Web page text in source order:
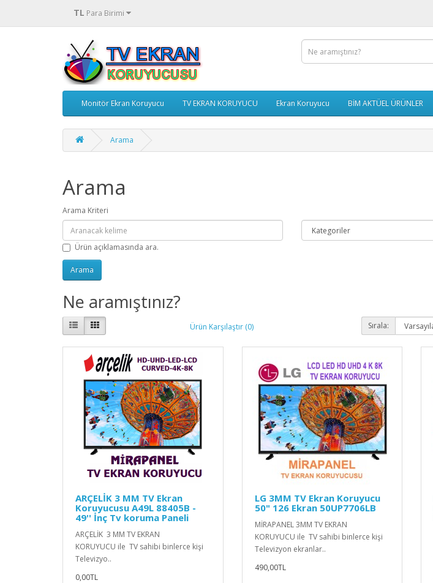
TL Para Birimi
Monitör Ekran Koruyucu TV EKRAN KORUYUCU Ekran Koruyucu BİM AKTÜEL ÜRÜNLER
Arama
Arama
Arama Kriteri
Ürün açıklamasında ara.
Ne aramıştınız?
Ürün Karşılaştır (0) Sırala:
ARÇELİK 3 MM TV Ekran
Koruyucusu A49L 88405B -
49'' İnç Tv koruma Paneli
ARÇELİK 3 MM TV EKRAN
KORUYUCU ile TV sahibi binlerce kişi
Televizyo..
0,00TL
LG 3MM TV Ekran Koruyucu
50" 126 Ekran 50UP7706LB
MİRAPANEL 3MM TV EKRAN
KORUYUCU ile TV sahibi binlerce kişi
Televizyon ekranlar..
490,00TL